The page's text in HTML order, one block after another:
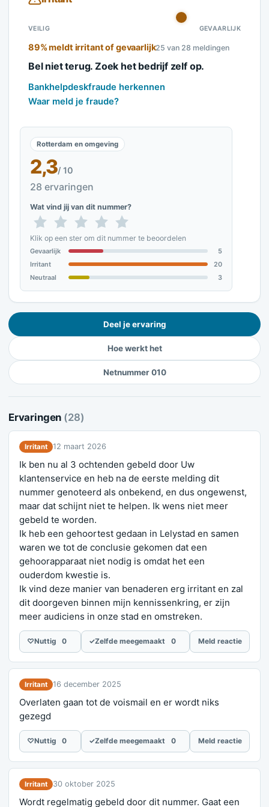
VEILIG GEVAARLIJK
89% meldt irritant of gevaarlijk25 van 28 meldingen
Bel niet terug. Zoek het bedrijf zelf op.
Bankhelpdeskfraude herkennen
Waar meld je fraude?
Rotterdam en omgeving
2,3/ 10
28 ervaringen
Wat vind jij van dit nummer?
Klik op een ster om dit nummer te beoordelen
Gevaarlijk
5
Irritant
20
Neutraal
3
Deel je ervaring
Hoe werkt het
Netnummer 010
Ervaringen (28)
Irritant 12 maart 2026
Ik ben nu al 3 ochtenden gebeld door Uw
klantenservice en heb na de eerste melding dit
nummer genoteerd als onbekend, en dus ongewenst,
maar dat schijnt niet te helpen. Ik wens niet meer
gebeld te worden.
Ik heb een gehoortest gedaan in Lelystad en samen
waren we tot de conclusie gekomen dat een
gehoorapparaat niet nodig is omdat het een
ouderdom kwestie is.
Ik vind deze manier van benaderen erg irritant en zal
dit doorgeven binnen mijn kennissenkring, er zijn
meer audiciens in onze stad en omstreken.
♡Nuttig 0 ✓Zelfde meegemaakt 0 Meld reactie
Irritant 16 december 2025
Overlaten gaan tot de voismail en er wordt niks
gezegd
♡Nuttig 0 ✓Zelfde meegemaakt 0 Meld reactie
Irritant 30 oktober 2025
Wordt regelmatig gebeld door dit nummer. Gaat een